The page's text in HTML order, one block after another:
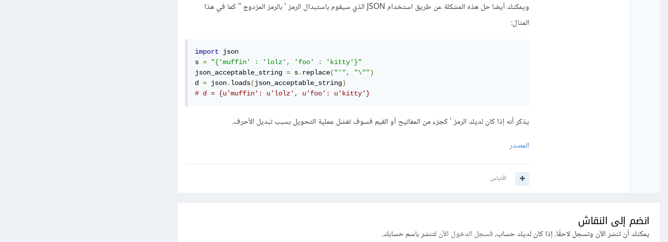
ويمكنك أيضا حل هذه المشكلة عن طريق استخدام JSON الذي سيقوم باستبدال الرمز ' بالرمز المزدوج " كما في هذا
المثال:
import json
s =
"{'muffin' : 'lolz', 'foo' : 'kitty'}"
json_acceptable_string = s. replace( "'", "\"")
d = json. loads(json_acceptable_string)
# d = {u'muffin': u'lolz', u'foo': u'kitty'}
يذكر أنه إذا كان لديك الرمز ' كجزء من المفاتيح أو القيم فسوف تفشل عملية التحويل بسبب تبديل الأحرف.
المصدر
اقتباس
انضم إلى النقاش
يمكنك أن تنشر الآن وتسجل لاحقًا. إذا كان لديك حساب،فسجل الدخول الآنلتنشر باسم حسابك.